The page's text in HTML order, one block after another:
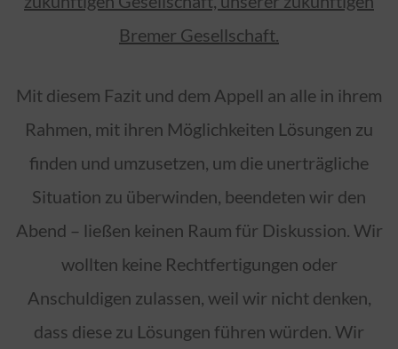
Bremer Gesellschaft.
Mit diesem Fazit und dem Appell an alle in ihrem
Rahmen, mit ihren Möglichkeiten Lösungen zu
finden und umzusetzen, um die unerträgliche
Situation zu überwinden, beendeten wir den
Abend – ließen keinen Raum für Diskussion. Wir
wollten keine Rechtfertigungen oder
Anschuldigen zulassen, weil wir nicht denken,
dass diese zu Lösungen führen würden. Wir